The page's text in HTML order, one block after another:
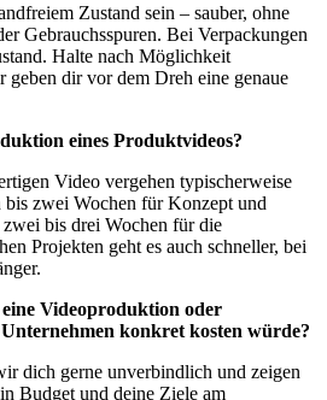
Zustand sein – sauber, ohne
Gebrauchsspuren. Bei Verpackungen
Halte nach Möglichkeit
geben dir vor dem Dreh eine genaue
eines Produktvideos?
Video vergehen typischerweise
bis zwei Wochen für Konzept und
bis drei Wochen für die
Projekten geht es auch schneller, bei
Videoproduktion oder
konkret kosten würde?
dich gerne unverbindlich und zeigen
Budget und deine Ziele am